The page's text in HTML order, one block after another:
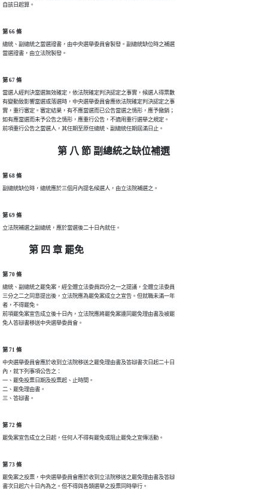
自該日起算。
第 66 條
總統、副總統之當選證書，由中央選舉委員會製發。副總統缺位時之補選
當選證書，由立法院製發。
第 67 條
當選人經判決當選無效確定，依法院確定判決認定之事實，候選人得票數
有變動致影響當選或落選時，中央選舉委員會應依法院確定判決認定之事
實，重行審定。審定結果，有不應當選而已公告當選之情形，應予撤銷；
如有應當選而未予公告之情形，應重行公告，不適用重行選舉之規定。
前項重行公告之當選人，其任期至原任總統、副總統任期屆滿日止。
第 八 節 副總統之缺位補選
第 68 條
副總統缺位時，總統應於三個月內提名候選人，由立法院補選之。
第 69 條
立法院補選之副總統，應於當選後二十日內就任。
第 四 章 罷免
第 70 條
總統、副總統之罷免案，經全體立法委員四分之一之提議，全體立法委員
三分之二之同意提出後，立法院應為罷免案成立之宣告。但就職未滿一年
者，不得罷免。
前項罷免案宣告成立後十日內，立法院應將罷免案連同罷免理由書及被罷
免人答辯書移送中央選舉委員會。
第 71 條
中央選舉委員會應於收到立法院移送之罷免理由書及答辯書次日起二十日
內，就下列事項公告之：
一、罷免投票日期及投票起、止時間。
二、罷免理由書。
三、答辯書。
第 72 條
罷免案宣告成立之日起，任何人不得有罷免或阻止罷免之宣傳活動。
第 73 條
罷免案之投票，中央選舉委員會應於收到立法院移送之罷免理由書及答辯
書次日起六十日內為之。但不得與各類選舉之投票同時舉行。